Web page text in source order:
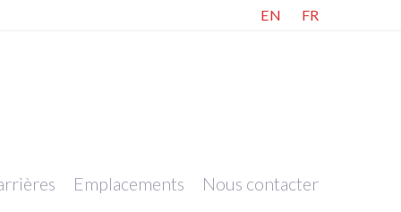
EN FR
Emplacements Nous contacter